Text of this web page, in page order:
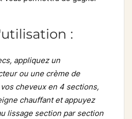
:
appliquez un
ou une crème de
cheveux en 4 sections,
chauffant et appuyez
lissage section par section